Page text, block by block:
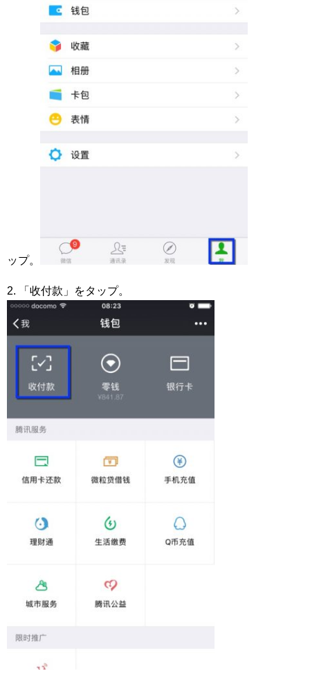
ップ。
2. 「收付款」をタップ。